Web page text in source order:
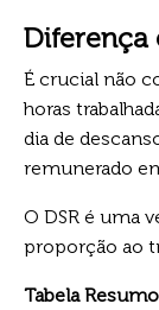
Diferença
É crucial não
horas
dia de
remunerado
O DSR é uma
proporção ao
Tabela